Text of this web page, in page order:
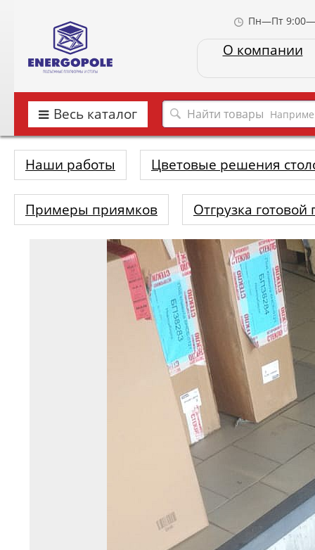
Пн—Пт
О компании
Весь каталог
Наши работы Цветовые решения
Примеры приямков Отгрузка